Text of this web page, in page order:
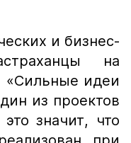
и бизнес-
на
«Сильные идеи
из проектов
значит, что